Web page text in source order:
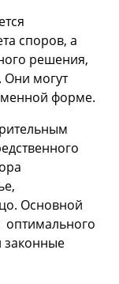
споров, а
решения,
Они могут
форме.
Основной
оптимального
законные